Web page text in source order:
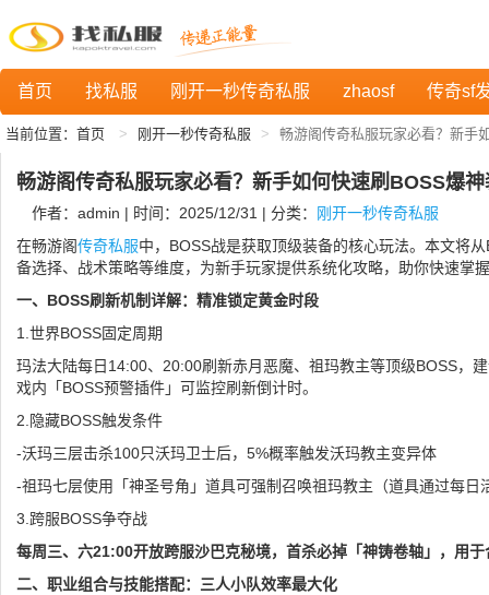
首页 找私服 刚开一秒传奇私服 zhaosf 传奇sf
当前位置： 首页 刚开一秒传奇私服 畅游阁传奇私服玩家必看？新手
畅游阁传奇私服玩家必看？新手如何快速刷BOSS爆神
作者：admin | 时间：2025/12/31 | 分类：
刚开一秒传奇私服
在畅游阁传奇私服中，BOSS战是获取顶级装备的核心玩法。本文将
备选择、战术策略等维度，为新手玩家提供系统化攻略，助你快速掌
一、BOSS刷新机制详解：精准锁定黄金时段
1.世界BOSS固定周期
玛法大陆每日14:00、20:00刷新赤月恶魔、祖玛教主等顶级BOSS，
戏内「BOSS预警插件」可监控刷新倒计时。
2.隐藏BOSS触发条件
-沃玛三层击杀100只沃玛卫士后，5%概率触发沃玛教主变异体
-祖玛七层使用「神圣号角」道具可强制召唤祖玛教主（道具通过每日
3.跨服BOSS争夺战
每周三、六21:00开放跨服沙巴克秘境，首杀必掉「神铸卷轴」，用
二、职业组合与技能搭配：三人小队效率最大化